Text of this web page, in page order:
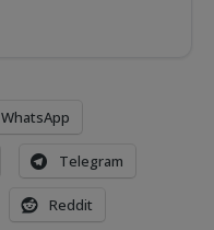
WhatsApp
Telegram
Reddit